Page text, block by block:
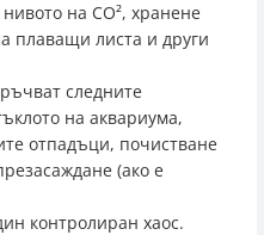
на CO², хранене
плаващи листа и други
следните
на аквариума,
отпадъци, почистване
(ако е
контролиран хаос.